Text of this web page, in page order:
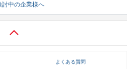
討中の企業様へ
よくある質問